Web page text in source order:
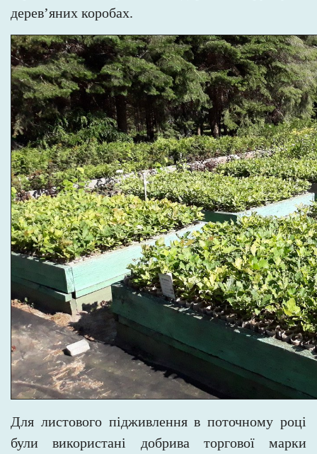
дерев’яних коробах.
Для листового підживлення в поточному році
були використані добрива торгової марки